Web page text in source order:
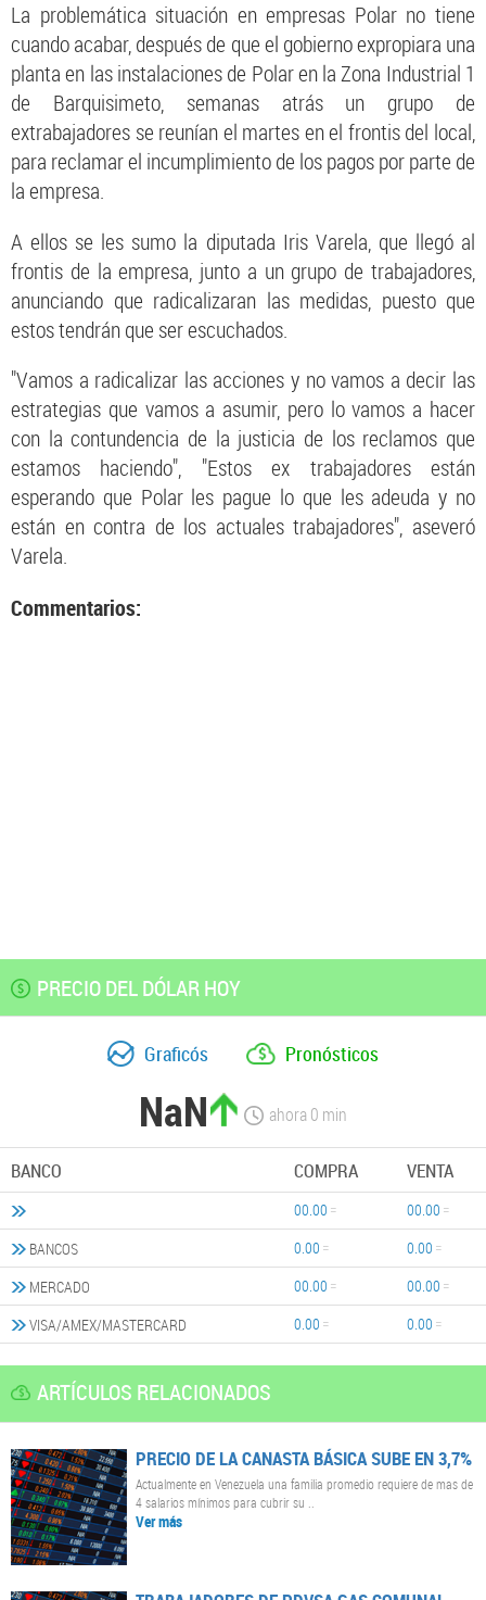
La problemática situación en empresas Polar no tiene
cuando acabar, después de que el gobierno expropiara una
planta en las instalaciones de Polar en la Zona Industrial 1
de Barquisimeto, semanas atrás un grupo de
extrabajadores se reunían el martes en el frontis del local,
para reclamar el incumplimiento de los pagos por parte de
la empresa.
A ellos se les sumo la diputada Iris Varela, que llegó al
frontis de la empresa, junto a un grupo de trabajadores,
anunciando que radicalizaran las medidas, puesto que
estos tendrán que ser escuchados.
"Vamos a radicalizar las acciones y no vamos a decir las
estrategias que vamos a asumir, pero lo vamos a hacer
con la contundencia de la justicia de los reclamos que
estamos haciendo", "Estos ex trabajadores están
esperando que Polar les pague lo que les adeuda y no
están en contra de los actuales trabajadores", aseveró
Varela.
Commentarios:
PRECIO DEL DÓLAR HOY
Graficós Pronósticos
NaN ahora0 min
BANCO COMPRA VENTA
00.00
00.00
BANCOS
0.00
0.00
MERCADO
00.00
00.00
VISA/AMEX/MASTERCARD
0.00 0.00
ARTÍCULOS RELACIONADOS
PRECIO DE LA CANASTA BÁSICA SUBE EN 3,7%
Actualmente en Venezuela una familia promedio requiere de mas de
4 salarios mínimos para cubrir su ..
Ver más